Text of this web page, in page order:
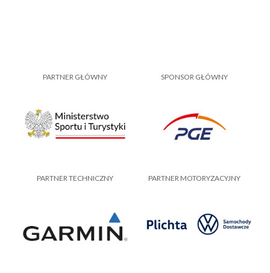
PARTNER GŁÓWNY SPONSOR GŁÓWNY
PARTNER TECHNICZNY PARTNER MOTORYZACYJNY